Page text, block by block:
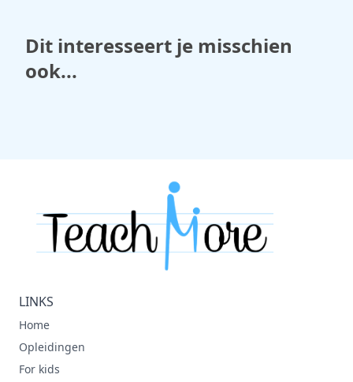
Dit interesseert je misschien
ook...
LINKS
Home
Opleidingen
For kids